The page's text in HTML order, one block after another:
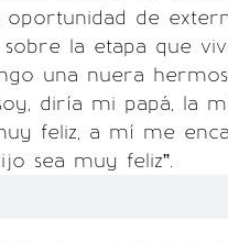
oportunidad de
la etapa que
una nuera
diría mi papá, la
feliz, a mí me
sea muy feliz”.